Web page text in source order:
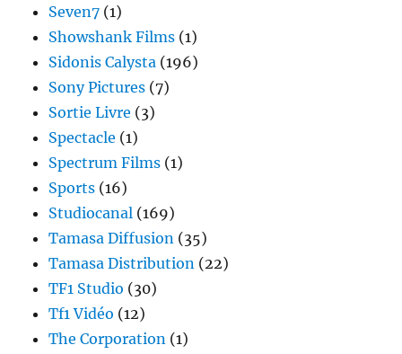
Seven7 (1)
Showshank Films (1)
Sidonis Calysta (196)
Sony Pictures (7)
Sortie Livre (3)
Spectacle (1)
Spectrum Films (1)
Sports (16)
Studiocanal (169)
Tamasa Diffusion (35)
Tamasa Distribution (22)
TF1 Studio (30)
Tf1 Vidéo (12)
The Corporation (1)